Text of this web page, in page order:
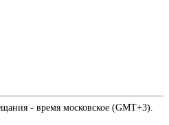
- время московское (GMT+3).